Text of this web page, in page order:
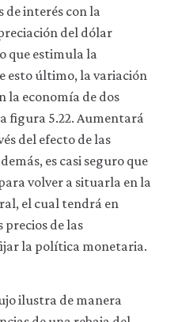
interés con la
del dólar
que estimula la
esto último, la variación
la economía de dos
figura 5.22. Aumentará
del efecto de las
es casi seguro que
volver a situarla en la
el cual tendrá en
de las
la política monetaria.